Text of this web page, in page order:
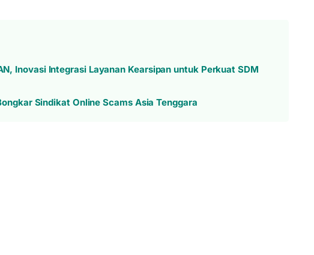
Inovasi Integrasi Layanan Kearsipan untuk Perkuat SDM
Sindikat Online Scams Asia Tenggara